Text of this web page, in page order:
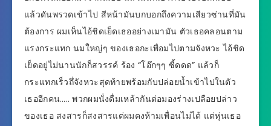
แล้วดันพรวดเข้าไป สีหน้ามันบกบอกถึงความเสียวซ่านที่มัน
ต้องการ ผมเห็นไอ้ชิดเย็ดเธออย่างเมามัน ตัวเธอคลอนตาม
แรงกระแทก นมใหญ่ๆ ของเธอกะเพื่อมไปตามจังหวะ ไอ้ชิด
เย็ดอยู่ไม่นานนักก็สวรรค์ ร้อง “โอ๊กๆๆ ซี้ดดด” แล้วก็
กระแทกเร็วถึ่จังหวะสุดท้ายพร้อมกับปล่อยน้ำเข้าไปในตัว
เธออีกคน….. พวกผมนั่งดื่มเหล้ากันต่อมองร่างเปลือยปล่าว
ของเธอ สงสารก็สงสารแต่ผมคงห้ามเพื่อนไม่ได้ แต่หุ่นเธอ